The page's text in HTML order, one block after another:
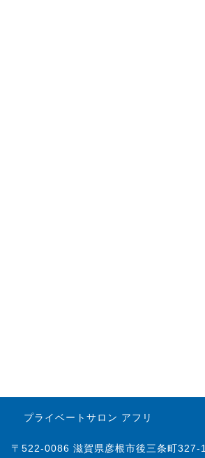
プライベートサロン アフリ
〒522-0086 滋賀県彦根市後三条町327-1